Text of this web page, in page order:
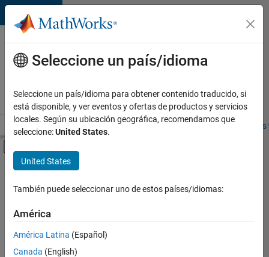
Saltar al contenido
Ofertas
de
empleo
MathWorks
Visión general Búsqueda de empleo Oficinas locales
Contenido principal
FILTRADO POR
Seleccione un país/idioma
Seleccione un país/idioma para obtener contenido traducido, si
está disponible, y ver eventos y ofertas de productos y servicios
locales. Según su ubicación geográfica, recomendamos que
seleccione:United States.
United States
También puede seleccionar uno de estos países/idiomas:
América
América Latina (Español)
Canada (English)